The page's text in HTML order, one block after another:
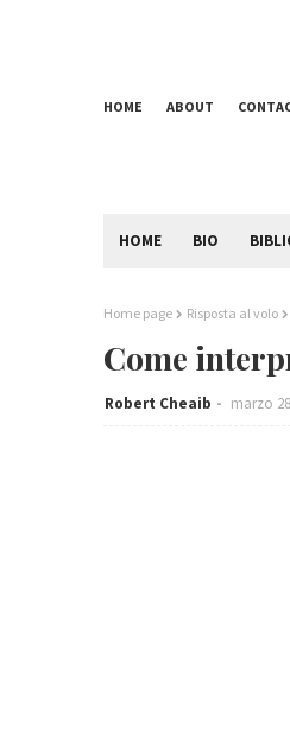
HOME ABOUT
HOME BIO
Home page Risposta al volo
Come
Robert Cheaib marzo